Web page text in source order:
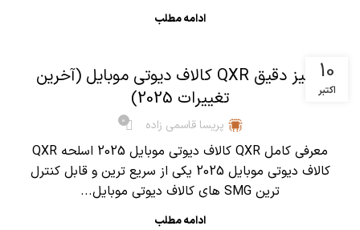
ادامه مطلب
10
اکتبر
آنالیز دقیق QXR کالاف دیوتی موبایل (آخرین
تغییرات 2025)
پریسا قاسمی زاده 0
معرفی کامل QXR کالاف دیوتی موبایل 2025 اسلحه QXR
کالاف دیوتی موبایل 2025 یکی از سریع ترین و قابل کنترل
ترین SMG های کالاف دیوتی موبایل...
ادامه مطلب